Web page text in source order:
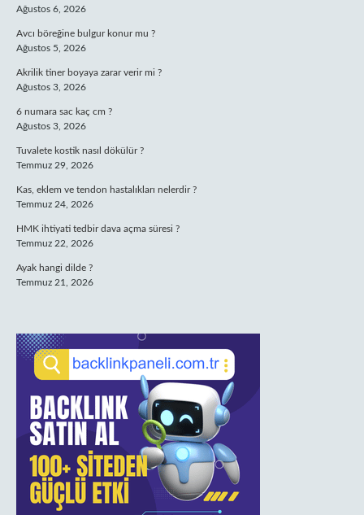
Ağustos 6, 2026
Avcı böreğine bulgur konur mu ?
Ağustos 5, 2026
Akrilik tiner boyaya zarar verir mi ?
Ağustos 3, 2026
6 numara sac kaç cm ?
Ağustos 3, 2026
Tuvalete kostik nasıl dökülür ?
Temmuz 29, 2026
Kas, eklem ve tendon hastalıkları nelerdir ?
Temmuz 24, 2026
HMK ihtiyati tedbir dava açma süresi ?
Temmuz 22, 2026
Ayak hangi dilde ?
Temmuz 21, 2026